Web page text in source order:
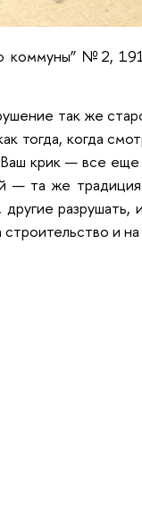
коммуны” №2,
так же
тогда, когда
крик — все
— та же
разрушать,
и